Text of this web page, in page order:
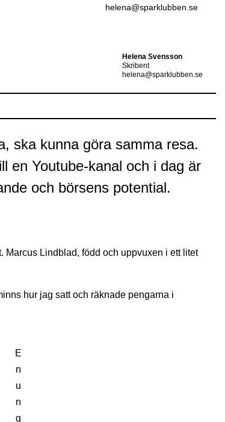
helena@sparklubben.se
Helena Svensson
Skribent
helena@sparklubben.se
ska kunna göra samma resa.
en Youtube-kanal och i dag är
och börsens potential.
Marcus Lindblad, född och uppvuxen i ett litet
hur jag satt och räknade pengarna i
E
n
u
n
g